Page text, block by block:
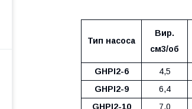
Тип насоса
Вир.
см3/об
GHPI2-6 4,5
GHPI2-9
6,4
GHPI2-10
7,0